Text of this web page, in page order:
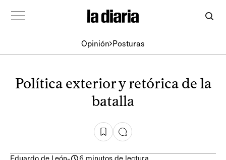
Opinión Posturas
Política exterior y retórica de la
batalla